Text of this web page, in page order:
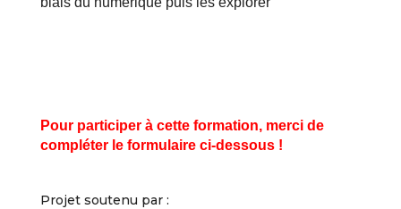
Pour participer à cette formation, merci de
compléter le formulaire ci-dessous !
Projet soutenu par :